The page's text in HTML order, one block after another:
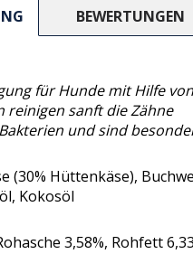
BEWERTUNGEN
für Hunde mit Hilfe
reinigen sanft die Zähne
und sind
(30% Hüttenkäse),
Kokosöl
3,58%, Rohfett